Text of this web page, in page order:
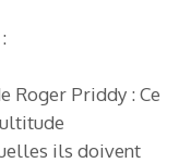
Roger Priddy : Ce
ils doivent